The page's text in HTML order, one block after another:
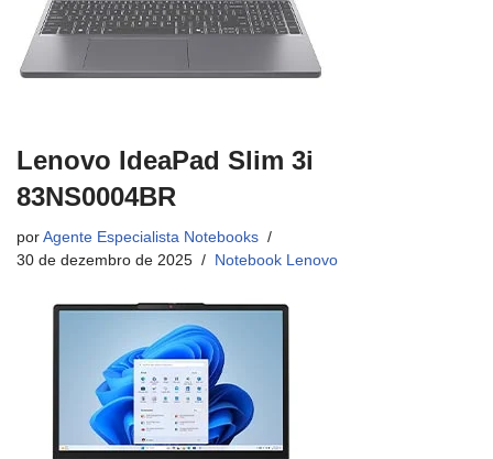
Lenovo IdeaPad Slim 3i
83NS0004BR
por Agente Especialista Notebooks
30 de dezembro de 2025
Notebook Lenovo